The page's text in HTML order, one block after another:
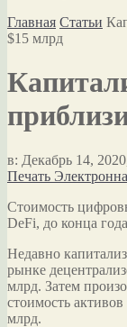
Главная Статьи
$15 млрд
в: Декабрь 14,
Печать
Стоимость
DeFi, до конца
Недавно
рынке
млрд. Затем
стоимость
млрд.